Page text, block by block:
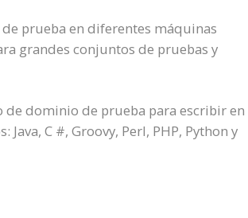
prueba en diferentes máquinas
grandes conjuntos de pruebas y
dominio de prueba para escribir en
C #, Groovy, Perl, PHP, Python y